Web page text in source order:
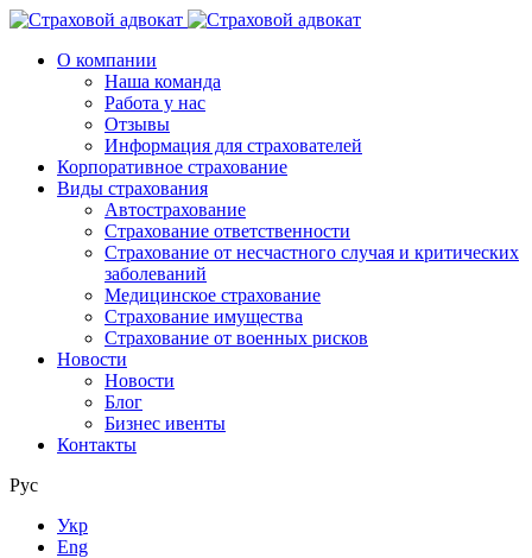
О компании
Наша команда
Работа у нас
Отзывы
Информация для страхователей
Корпоративное страхование
Виды страхования
Автострахование
Страхование ответственности
Страхование от несчастного случая и критических
заболеваний
Медицинское страхование
Страхование имущества
Страхование от военных рисков
Новости
Новости
Блог
Бизнес ивенты
Контакты
Рус
Укр
Eng